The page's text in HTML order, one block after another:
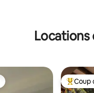
Locations
Coups
Coup